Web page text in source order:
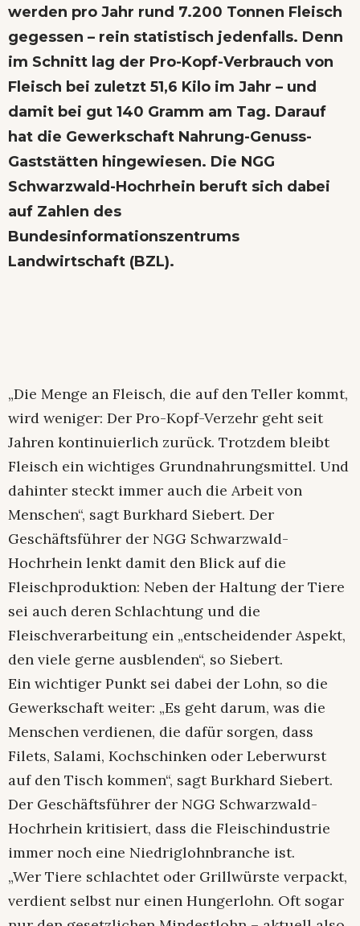
werden pro Jahr rund 7.200 Tonnen Fleisch
gegessen – rein statistisch jedenfalls. Denn
im Schnitt lag der Pro-Kopf-Verbrauch von
Fleisch bei zuletzt 51,6 Kilo im Jahr – und
damit bei gut 140 Gramm am Tag. Darauf
hat die Gewerkschaft Nahrung-Genuss-
Gaststätten hingewiesen. Die NGG
Schwarzwald-Hochrhein beruft sich dabei
auf Zahlen des
Bundesinformationszentrums
Landwirtschaft (BZL).
„Die Menge an Fleisch, die auf den Teller kommt,
wird weniger: Der Pro-Kopf-Verzehr geht seit
Jahren kontinuierlich zurück. Trotzdem bleibt
Fleisch ein wichtiges Grundnahrungsmittel. Und
dahinter steckt immer auch die Arbeit von
Menschen“, sagt Burkhard Siebert. Der
Geschäftsführer der NGG Schwarzwald-
Hochrhein lenkt damit den Blick auf die
Fleischproduktion: Neben der Haltung der Tiere
sei auch deren Schlachtung und die
Fleischverarbeitung ein „entscheidender Aspekt,
den viele gerne ausblenden“, so Siebert.
Ein wichtiger Punkt sei dabei der Lohn, so die
Gewerkschaft weiter: „Es geht darum, was die
Menschen verdienen, die dafür sorgen, dass
Filets, Salami, Kochschinken oder Leberwurst
auf den Tisch kommen“, sagt Burkhard Siebert.
Der Geschäftsführer der NGG Schwarzwald-
Hochrhein kritisiert, dass die Fleischindustrie
immer noch eine Niedriglohnbranche ist.
„Wer Tiere schlachtet oder Grillwürste verpackt,
verdient selbst nur einen Hungerlohn. Oft sogar